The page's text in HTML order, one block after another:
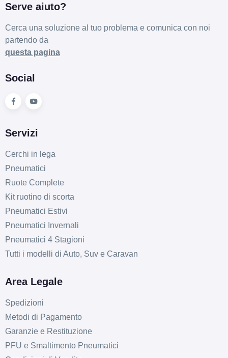
Serve aiuto?
Cerca una soluzione al tuo problema e comunica con noi
partendo da
questa pagina
Social
Servizi
Cerchi in lega
Pneumatici
Ruote Complete
Kit ruotino di scorta
Pneumatici Estivi
Pneumatici Invernali
Pneumatici 4 Stagioni
Tutti i modelli di Auto, Suv e Caravan
Area Legale
Spedizioni
Metodi di Pagamento
Garanzie e Restituzione
PFU e Smaltimento Pneumatici